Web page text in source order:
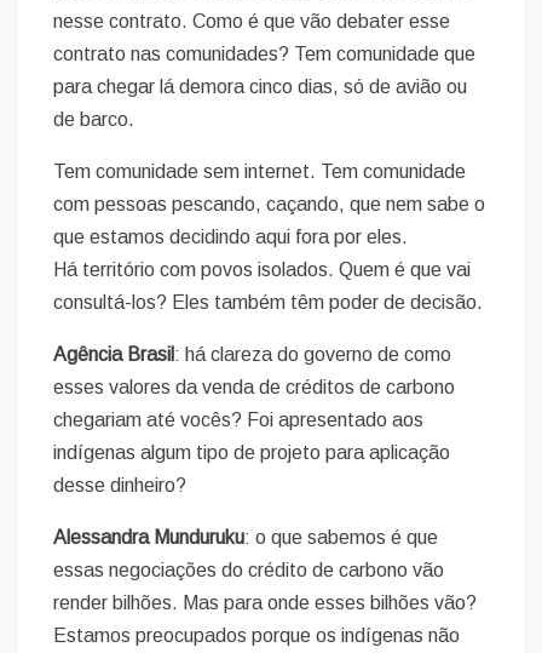
nesse contrato. Como é que vão debater esse
contrato nas comunidades? Tem comunidade que
para chegar lá demora cinco dias, só de avião ou
de barco.
Tem comunidade sem internet. Tem comunidade
com pessoas pescando, caçando, que nem sabe o
que estamos decidindo aqui fora por eles.
Há território com povos isolados. Quem é que vai
consultá-los? Eles também têm poder de decisão.
Agência Brasil : há clareza do governo de como
esses valores da venda de créditos de carbono
chegariam até vocês? Foi apresentado aos
indígenas algum tipo de projeto para aplicação
desse dinheiro?
Alessandra Munduruku: o que sabemos é que
essas negociações do crédito de carbono vão
render bilhões. Mas para onde esses bilhões vão?
Estamos preocupados porque os indígenas não